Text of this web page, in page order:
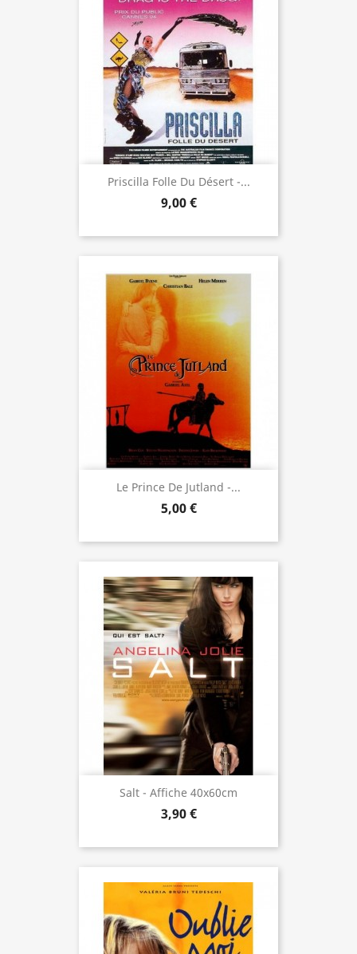
Priscilla Folle Du Désert -...
9,00 €
Le Prince De Jutland -...
5,00 €
Salt - Affiche 40x60cm
3,90 €